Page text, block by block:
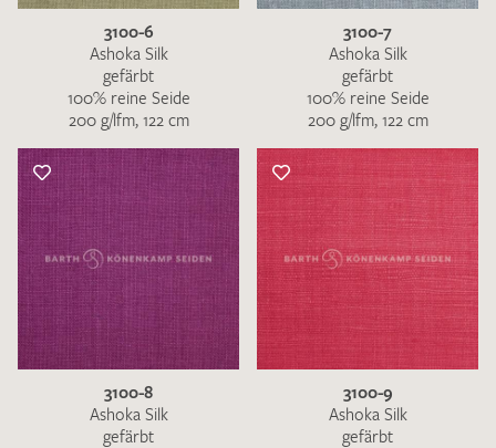
3100-6
Ashoka Silk
gefärbt
100% reine Seide
200 g/lfm, 122 cm
3100-7
Ashoka Silk
gefärbt
100% reine Seide
200 g/lfm, 122 cm
3100-8
Ashoka Silk
gefärbt
3100-9
Ashoka Silk
gefärbt